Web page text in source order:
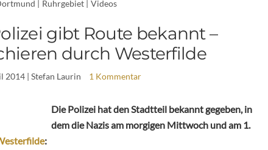
| Ruhrgebiet | Videos
gibt Route bekannt –
durch Westerfilde
2014| Stefan Laurin 1 Kommentar
Die Polizei hat den Stadtteil bekannt gegeben, in
dem die Nazis am morgigen Mittwoch und am 1.
: